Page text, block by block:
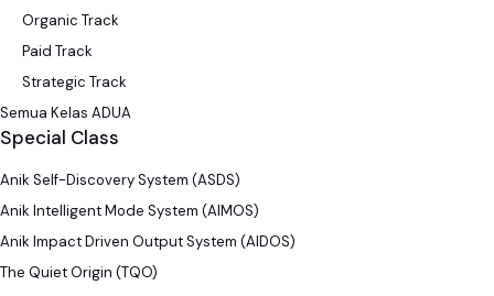
Organic Track
Paid Track
Strategic Track
Semua Kelas ADUA
Special Class
Anik Self-Discovery System (ASDS)
Anik Intelligent Mode System (AIMOS)
Anik Impact Driven Output System (AIDOS)
The Quiet Origin (TQO)